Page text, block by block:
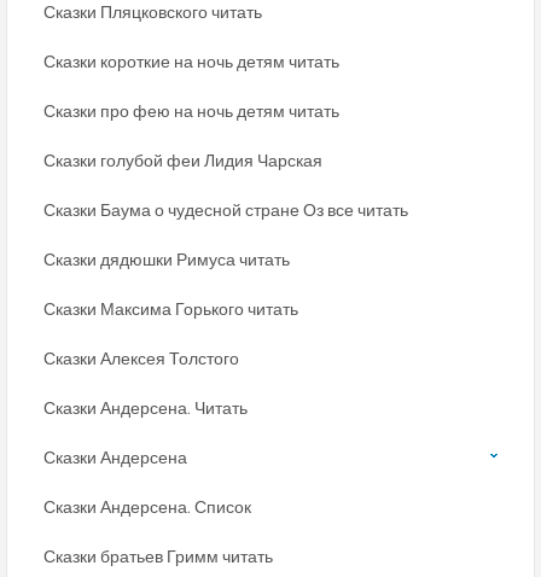
Сказки Пляцковского читать
Сказки короткие на ночь детям читать
Сказки про фею на ночь детям читать
Сказки голубой феи Лидия Чарская
Сказки Баума о чудесной стране Оз все читать
Сказки дядюшки Римуса читать
Сказки Максима Горького читать
Сказки Алексея Толстого
Сказки Андерсена. Читать
Сказки Андерсена
Сказки Андерсена. Список
Сказки братьев Гримм читать